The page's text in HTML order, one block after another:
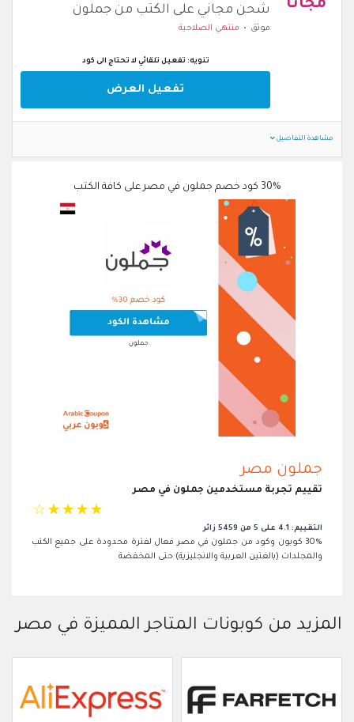
مجانا شحن مجاني على الكتب من جملون
موثق منتهي الصلاحية
تنويه: تفعيل تلقائي لا تحتاج الى كود
تفعيل العرض
مشاهدة التفاصيل
30% كود خصم جملون في مصر على كافة الكتب
جملون مصر
تقييم تجربة مستخدمين جملون في مصر
☆ ☆ ☆ ☆ ☆
التقييم: 4.1 على 5 من 5459 زائر
30% كوبون وكود من جملون في مصر فعال لفترة محدودة على جميع الكتب
والمجلدات (بالغتين العربية والانجليزية) حتى المخفضة
المزيد من كوبونات المتاجر المميزة في مصر